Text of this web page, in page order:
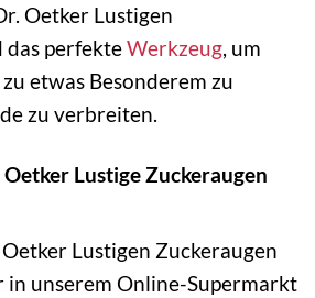
Oetker Lustigen
das perfekteWerkzeug, um
etwas Besonderem zu
zu verbreiten.
Lustige Zuckeraugen
Lustigen Zuckeraugen
in unserem Online-Supermarkt